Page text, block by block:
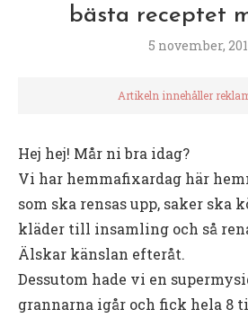
bästa receptet
5 november,
Artikeln innehåller
Hej hej! Mår ni bra idag?
Vi har hemmafixardag här
som ska rensas upp, saker ska
kläder till insamling och så
Älskar känslan efteråt.
Dessutom hade vi en
grannarna igår och fick hela 8